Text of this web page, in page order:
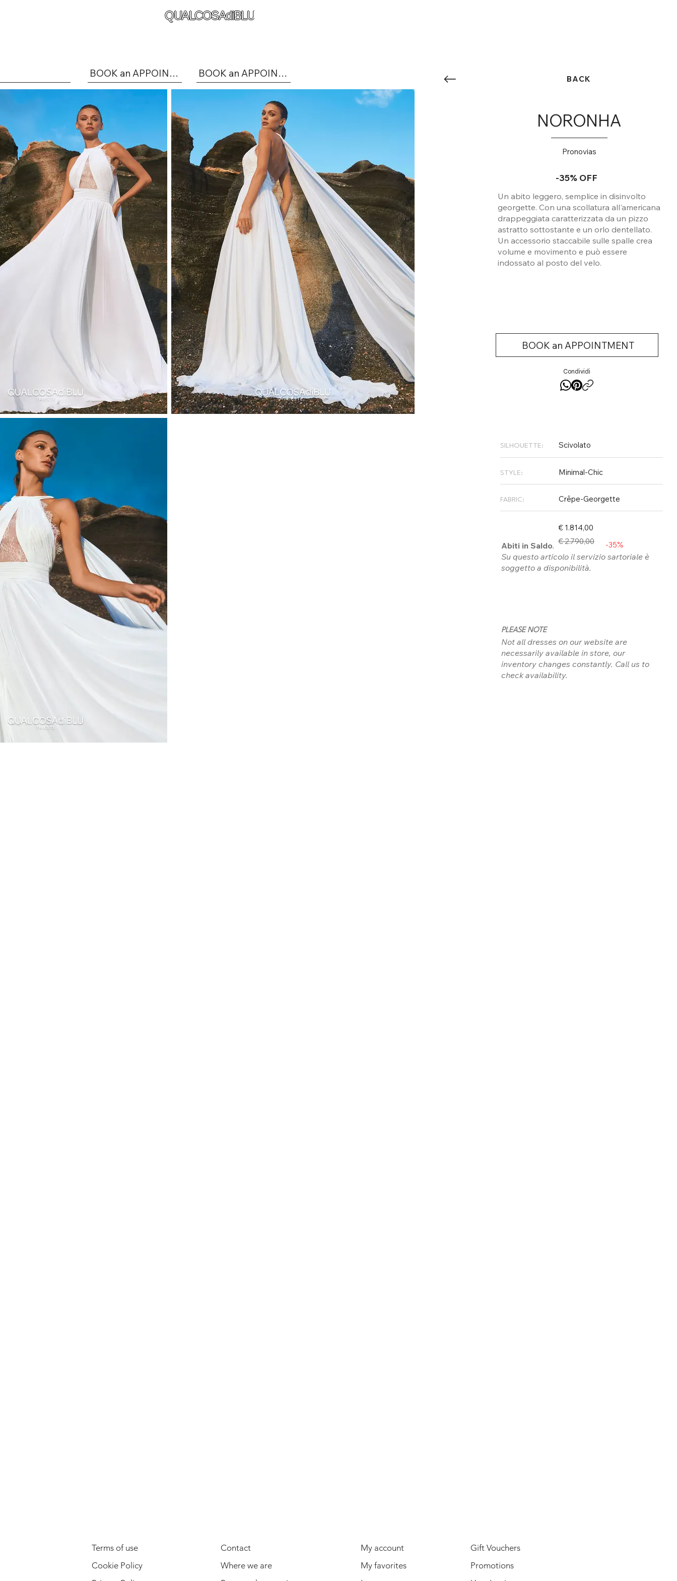
QUALCOSAdiBLU
BOOK an APPOINTMENT BOOK an APPOINTMENT BACK
-35% OFF
BOOK an APPOINTMENT
Condividi
SILHOUETTE: Scivolato
STYLE: Minimal-Chic
FABRIC: Crêpe-Georgette
€ 1.814,00
-35%
€ 2.790,00
Abiti in Saldo.
Su questo articolo il servizio sartoriale è
soggetto a disponibilità.
PLEASE NOTE
Not all dresses on our website are
necessarily available in store, our
inventory changes constantly. Call us to
check availability.
NORONHA
Pronovias
Un abito leggero, semplice in disinvolto
georgette. Con una scollatura all'americana
drappeggiata caratterizzata da un pizzo
astratto sottostante e un orlo dentellato.
Un accessorio staccabile sulle spalle crea
volume e movimento e può essere
indossato al posto del velo.
Terms of use
Cookie Policy
Contact
Where we are
My account
My favorites
Gift Vouchers
Promotions